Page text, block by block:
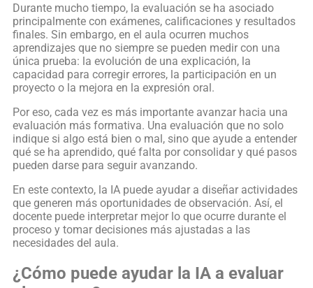
Durante mucho tiempo, la evaluación se ha asociado
principalmente con exámenes, calificaciones y resultados
finales. Sin embargo, en el aula ocurren muchos
aprendizajes que no siempre se pueden medir con una
única prueba: la evolución de una explicación, la
capacidad para corregir errores, la participación en un
proyecto o la mejora en la expresión oral.
Por eso, cada vez es más importante avanzar hacia una
evaluación más formativa. Una evaluación que no solo
indique si algo está bien o mal, sino que ayude a entender
qué se ha aprendido, qué falta por consolidar y qué pasos
pueden darse para seguir avanzando.
En este contexto, la IA puede ayudar a diseñar actividades
que generen más oportunidades de observación. Así, el
docente puede interpretar mejor lo que ocurre durante el
proceso y tomar decisiones más ajustadas a las
necesidades del aula.
¿Cómo puede ayudar la IA a evaluar